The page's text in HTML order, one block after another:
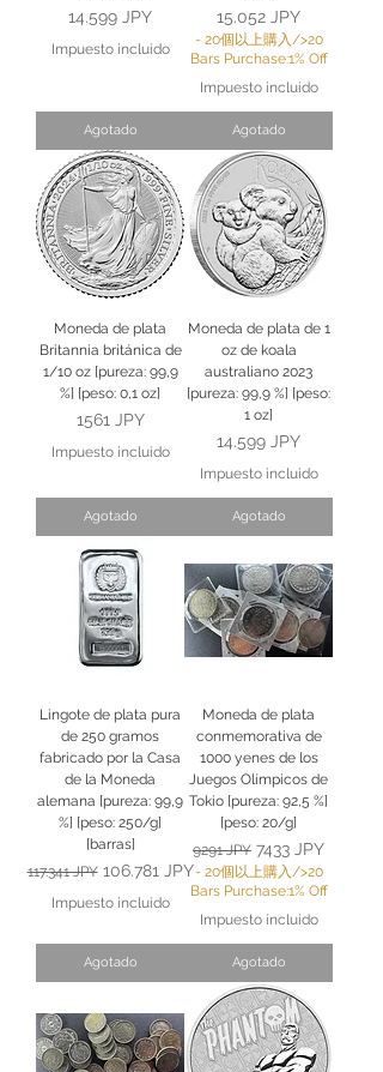
Precio
14.599 JPY
Impuesto incluido
Agotado
Precio
15.052 JPY
- 20個以上購入/>20
Bars Purchase:1% Off
Impuesto incluido
Agotado
Moneda de plata
Britannia británica de
1/10 oz [pureza: 99,9
%] [peso: 0,1 oz]
Precio
1561 JPY
Impuesto incluido
Agotado
Moneda de plata de 1
oz de koala
australiano 2023
[pureza: 99,9 %] [peso:
1 oz]
Precio
14.599 JPY
Impuesto incluido
Agotado
Lingote de plata pura
de 250 gramos
fabricado por la Casa
de la Moneda
alemana [pureza: 99,9
%] [peso: 250/g]
[barras]
Precio
117.341 JPY Precio de oferta
106.781 JPY
Impuesto incluido
Agotado
Moneda de plata
conmemorativa de
1000 yenes de los
Juegos Olímpicos de
Tokio [pureza: 92,5 %]
[peso: 20/g]
Precio
9291 JPY Precio de oferta
7433 JPY
- 20個以上購入/>20
Bars Purchase:1% Off
Impuesto incluido
Agotado